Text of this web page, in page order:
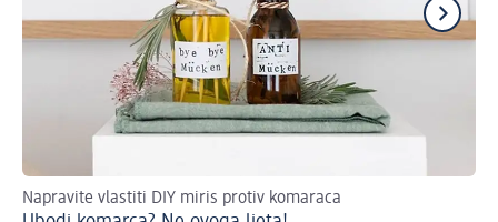
Napravite vlastiti DIY miris protiv komaraca